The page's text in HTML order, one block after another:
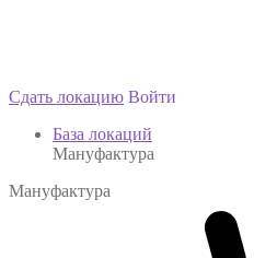
Сдать локацию Войти
База локаций
Мануфактура
Мануфактура